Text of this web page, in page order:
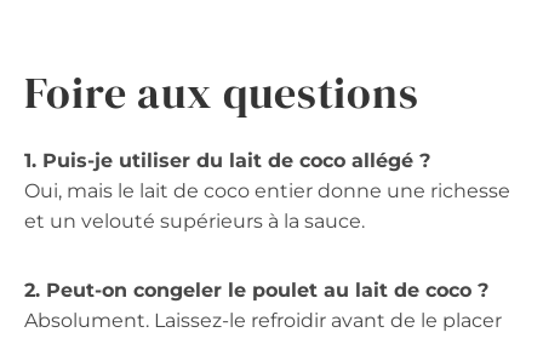
Foire aux questions
1. Puis-je utiliser du lait de coco allégé ?
Oui, mais le lait de coco entier donne une richesse
et un velouté supérieurs à la sauce.
2. Peut-on congeler le poulet au lait de coco ?
Absolument. Laissez-le refroidir avant de le placer